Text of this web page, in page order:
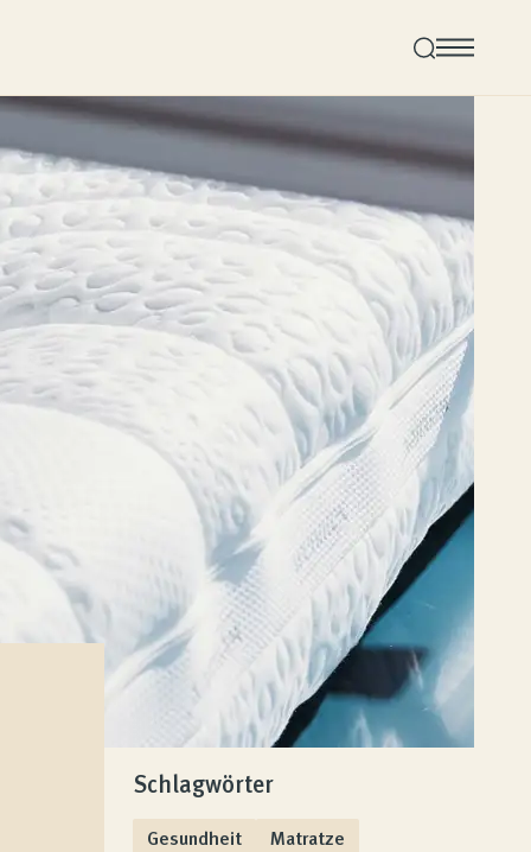
Schlagwörter
Gesundheit
Matratze